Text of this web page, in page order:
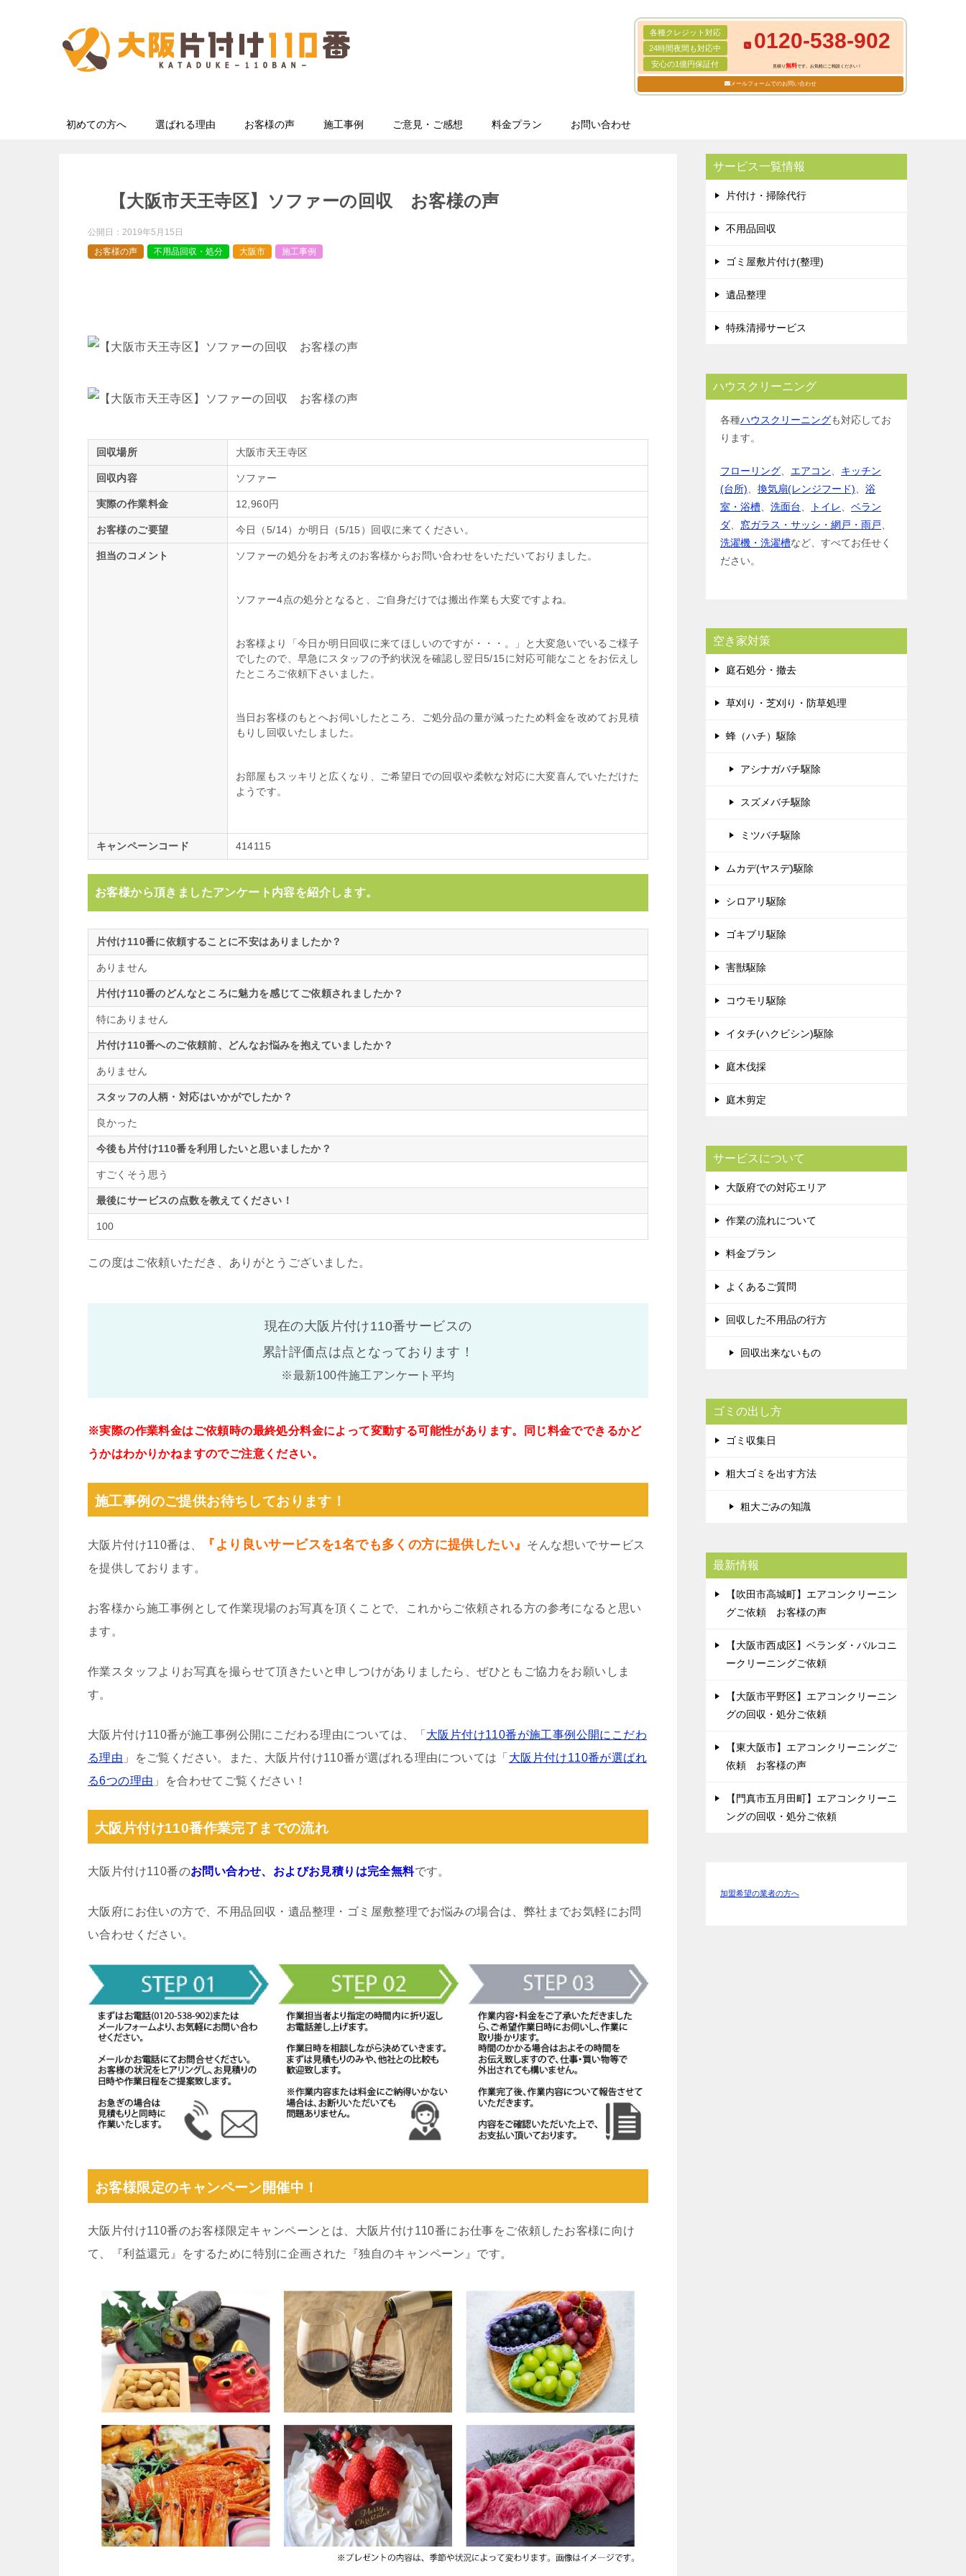
各種クレジット対応
24時間夜間も対応中
安心の1億円保証付
0120-538-902
見積り無料です。お気軽にご相談ください！
メールフォームでのお問い合わせ
初めての方へ 選ばれる理由 お客様の声 施工事例 ご意見・ご感想 料金プラン お問い合わせ
【大阪市天王寺区】ソファーの回収 お客様の声
公開日： 2019年5月15日
お客様の声
不用品回収・処分 大阪市 施工事例
回収場所 大阪市天王寺区
回収内容 ソファー
実際の作業料金 12,960円
お客様のご要望 今日（5/14）か明日（5/15）回収に来てください。
担当のコメント ソファーの処分をお考えのお客様からお問い合わせをいただいておりました。
ソファー4点の処分となると、ご自身だけでは搬出作業も大変ですよね。
お客様より「今日か明日回収に来てほしいのですが・・・。」と大変急いでいるご様子
でしたので、早急にスタッフの予約状況を確認し翌日5/15に対応可能なことをお伝えし
たところご依頼下さいました。
当日お客様のもとへお伺いしたところ、ご処分品の量が減ったため料金を改めてお見積
もりし回収いたしました。
お部屋もスッキリと広くなり、ご希望日での回収や柔軟な対応に大変喜んでいただけた
ようです。
キャンペーンコード 414115
お客様から頂きましたアンケート内容を紹介します。
片付け110番に依頼することに不安はありましたか？
ありません
片付け110番のどんなところに魅力を感じてご依頼されましたか？
特にありません
片付け110番へのご依頼前、どんなお悩みを抱えていましたか？
ありません
スタッフの人柄・対応はいかがでしたか？
良かった
今後も片付け110番を利用したいと思いましたか？
すごくそう思う
最後にサービスの点数を教えてください！
100
この度はご依頼いただき、ありがとうございました。
現在の大阪片付け110番サービスの
累計評価点は点となっております！
※最新100件施工アンケート平均
※実際の作業料金はご依頼時の最終処分料金によって変動する可能性があります。同じ料金でできるかど
うかはわかりかねますのでご注意ください。
施工事例のご提供お待ちしております！
大阪片付け110番は、 『より良いサービスを1名でも多くの方に提供したい』
そんな想いでサービス
を提供しております。
お客様から施工事例として作業現場のお写真を頂くことで、これからご依頼される方の参考になると思い
ます。
作業スタッフよりお写真を撮らせて頂きたいと申しつけがありましたら、ぜひともご協力をお願いしま
す。
大阪片付け110番が施工事例公開にこだわる理由については、「 大阪片付け110番が施工事例公開にこだわ
る理由 」をご覧ください。また、大阪片付け110番が選ばれる理由については「 大阪片付け110番が選ばれ
る6つの理由 」を合わせてご覧ください！
大阪片付け110番作業完了までの流れ
大阪片付け110番のお問い合わせ、およびお見積りは完全無料です。
大阪府にお住いの方で、不用品回収・遺品整理・ゴミ屋敷整理でお悩みの場合は、弊社までお気軽にお問
い合わせください。
お客様限定のキャンペーン開催中！
大阪片付け110番のお客様限定キャンペーンとは、大阪片付け110番にお仕事をご依頼したお客様に向け
て、『利益還元』をするために特別に企画された『独自のキャンペーン』です。
サービス一覧情報
片付け・掃除代行
不用品回収
ゴミ屋敷片付け(整理)
遺品整理
特殊清掃サービス
ハウスクリーニング
各種ハウスクリーニングも対応してお
ります。
フローリング エアコン
キッチン
(台所)
換気扇(レンジフード)
浴
室・浴槽
洗面台 トイレ
ベラン
ダ
窓ガラス・サッシ・網戸・雨戸
洗濯機・洗濯槽など、すべてお任せく
ださい。
空き家対策
庭石処分・撤去
草刈り・芝刈り・防草処理
蜂（ハチ）駆除
アシナガバチ駆除
スズメバチ駆除
ミツバチ駆除
ムカデ(ヤスデ)駆除
シロアリ駆除
ゴキブリ駆除
害獣駆除
コウモリ駆除
イタチ(ハクビシン)駆除
庭木伐採
庭木剪定
サービスについて
大阪府での対応エリア
作業の流れについて
料金プラン
よくあるご質問
回収した不用品の行方
回収出来ないもの
ゴミの出し方
ゴミ収集日
粗大ゴミを出す方法
粗大ごみの知識
最新情報
【吹田市高城町】エアコンクリーニン
グご依頼 お客様の声
【大阪市西成区】ベランダ・バルコニ
ークリーニングご依頼
【大阪市平野区】エアコンクリーニン
グの回収・処分ご依頼
【東大阪市】エアコンクリーニングご
依頼 お客様の声
【門真市五月田町】エアコンクリーニ
ングの回収・処分ご依頼
加盟希望の業者の方へ